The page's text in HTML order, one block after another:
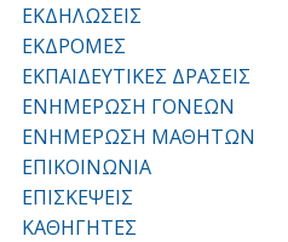
ΕΚΔΗΛΩΣΕΙΣ
ΕΚΔΡΟΜΕΣ
ΕΚΠΑΙΔΕΥΤΙΚΕΣ ΔΡΑΣΕΙΣ
ΕΝΗΜΕΡΩΣΗ ΓΟΝΕΩΝ
ΕΝΗΜΕΡΩΣΗ ΜΑΘΗΤΩΝ
ΕΠΙΚΟΙΝΩΝΙΑ
ΕΠΙΣΚΕΨΕΙΣ
ΚΑΘΗΓΗΤΕΣ